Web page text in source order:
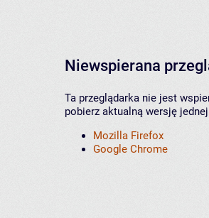
Niewspierana
Ta przeglądarka nie jest
pobierz aktualną wersję
Mozilla Firefox
Google Chrome